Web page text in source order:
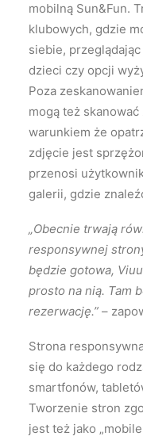
mobilną Sun&Fun.
klubowych, gdzie
siebie,
dzieci czy opcji
Poza
mogą też
warunkiem że
zdjęcie jest
przenosi
galerii, gdzie
„Obecnie trwają
responsywnej
będzie gotowa,
prosto na nią. Tam
rezerwację.” –
Strona
się do każdego
smartfonów,
Tworzenie stron
jest też jako